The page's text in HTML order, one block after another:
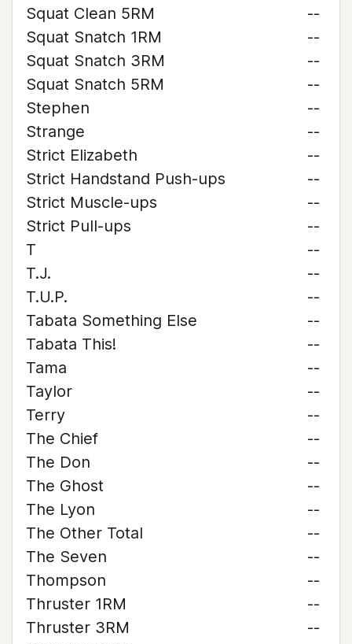
Squat Clean 5RM
--
Squat Snatch 1RM
--
Squat Snatch 3RM
--
Squat Snatch 5RM
--
Stephen
--
Strange
--
Strict Elizabeth
--
Strict Handstand Push-ups
--
Strict Muscle-ups
--
Strict Pull-ups
--
T
--
T.J.
--
T.U.P.
--
Tabata Something Else
--
Tabata This!
--
Tama
--
Taylor
--
Terry
--
The Chief
--
The Don
--
The Ghost
--
The Lyon
--
The Other Total
--
The Seven
--
Thompson
--
Thruster 1RM
--
Thruster 3RM
--